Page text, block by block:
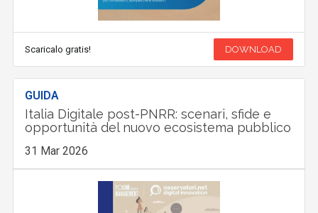
Scaricalo gratis! DOWNLOAD
GUIDA
Italia Digitale post-PNRR: scenari, sfide e
opportunità del nuovo ecosistema pubblico
31 Mar 2026